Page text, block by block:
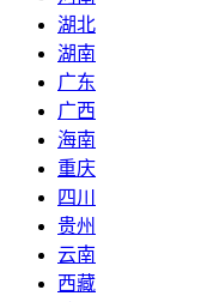
湖北
湖南
广东
广西
海南
重庆
四川
贵州
云南
西藏